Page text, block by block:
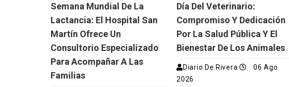
Semana Mundial De La
Lactancia: El Hospital San
Martín Ofrece Un
Consultorio Especializado
Para Acompañar A Las
Familias
Día Del Veterinario:
Compromiso Y Dedicación
Por La Salud Pública Y El
Bienestar De Los Animales
Diario De Rivera
06 Ago
2026